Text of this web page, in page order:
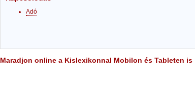
Adó
Maradjon online a Kislexikonnal Mobilon és Tableten is